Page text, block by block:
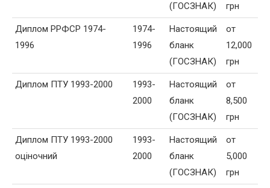
(ГОСЗНАК)
грн
Диплом РРФСР 1974-
1996
1974-
1996
Настоящий
бланк
(ГОСЗНАК)
от
12,000
грн
Диплом ПТУ 1993-2000
1993-
2000
Настоящий
бланк
(ГОСЗНАК)
от
8,500
грн
Диплом ПТУ 1993-2000
оціночний
1993-
2000
Настоящий
бланк
(ГОСЗНАК)
от
5,000
грн